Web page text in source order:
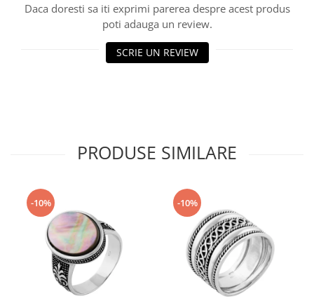
Daca doresti sa iti exprimi parerea despre acest produs
poti adauga un review.
SCRIE UN REVIEW
PRODUSE SIMILARE
-10% -10%